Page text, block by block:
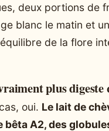
deux portions de
blanc le matin et
de la flore
plus digeste
oui. Le lait de
bêta A2, des